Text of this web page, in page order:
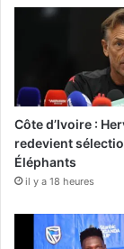
Côte d’Ivoire :
redevient
Éléphants
il y a 18 heures